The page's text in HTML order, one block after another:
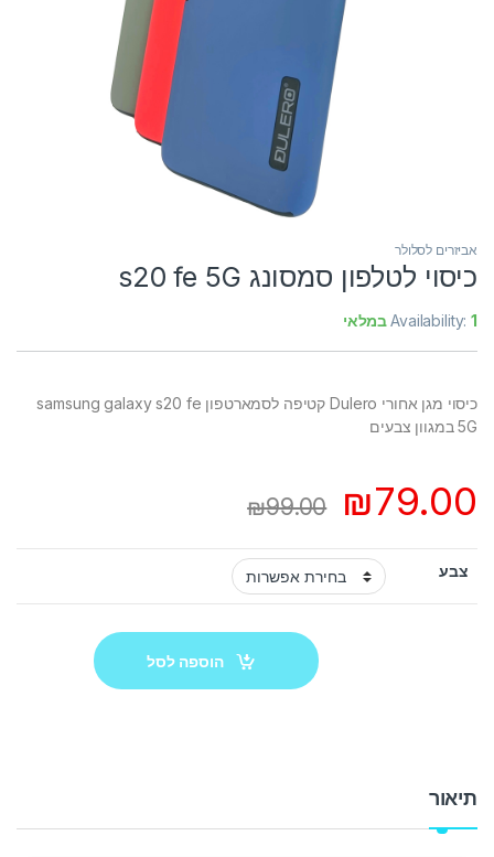
אביזרים לסלולר
כיסוי לטלפון סמסונג s20 fe 5G
Availability:1 במלאי
כיסוי מגן אחורי Dulero קטיפה לסמארטפון samsung galaxy s20 fe
5G במגוון צבעים
₪79.00
₪99.00
צבע
הוספה לסל
תיאור